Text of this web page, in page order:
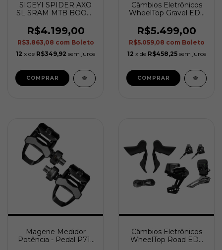
SIGEYI SPIDER AXO
SL SRAM MTB BOOST
R$4.199,00
R$3.863,08 com Boleto
12 x de R$349,92 sem juros
Câmbios Eletrônicos
WheelTop Gravel EDS
Cage 93mm
R$5.499,00
R$5.059,08 com Boleto
12 x de R$458,25 sem juros
Magene Medidor
Potência - Pedal P715
Câmbios Eletrônicos
WheelTop Road EDS